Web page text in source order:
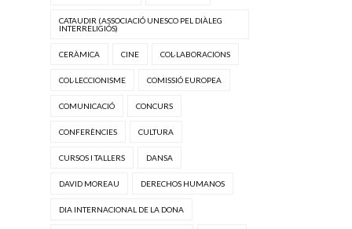
CATAUDIR (ASSOCIACIÓ UNESCO PEL DIÀLEG
INTERRELIGIÓS)
CERÀMICA CINE COL·LABORACIONS
COL·LECCIONISME COMISSIÓ EUROPEA
COMUNICACIÓ CONCURS
CONFERÈNCIES CULTURA
CURSOS I TALLERS DANSA
DAVID MOREAU DERECHOS HUMANOS
DIA INTERNACIONAL DE LA DONA